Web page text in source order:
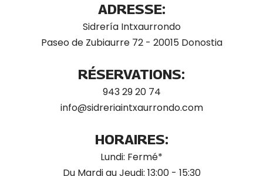
ADRESSE:
Sidrería Intxaurrondo
Paseo de Zubiaurre 72 - 20015 Donostia
RÉSERVATIONS:
943 29 20 74
info@sidreriaintxaurrondo.com
HORAIRES:
Lundi: Fermé*
Du Mardi au Jeudi: 13:00 - 15:30